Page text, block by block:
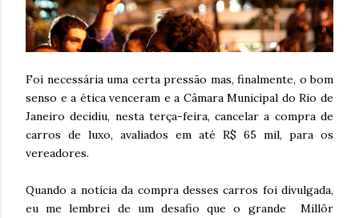
Foi necessária uma certa pressão mas, finalmente, o bom
senso e a ética venceram e a Câmara Municipal do Rio de
Janeiro decidiu, nesta terça-feira, cancelar a compra de
carros de luxo, avaliados em até R$ 65 mil, para os
vereadores.
Quando a notícia da compra desses carros foi divulgada,
eu me lembrei de um desafio que o grande Millôr